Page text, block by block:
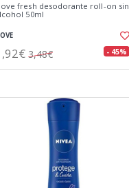
fresh desodorante roll-on sin
50ml
3,48€ - 45%